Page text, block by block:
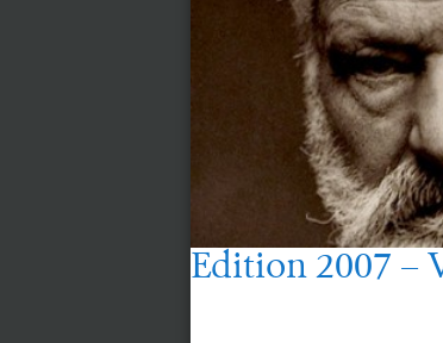
Edition 2007 –